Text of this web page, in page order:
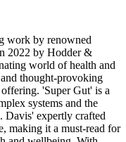
work by renowned
2022 by Hodder &
world of health and
thought-provoking
'Super Gut' is a
systems and the
Davis' expertly crafted
making it a must-read for